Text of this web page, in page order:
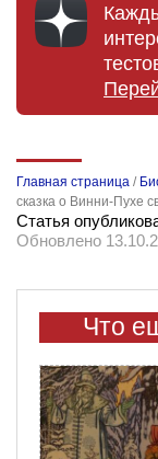
Главная страница /
сказка о Винни-Пухе
Статья
Обновлено
Что